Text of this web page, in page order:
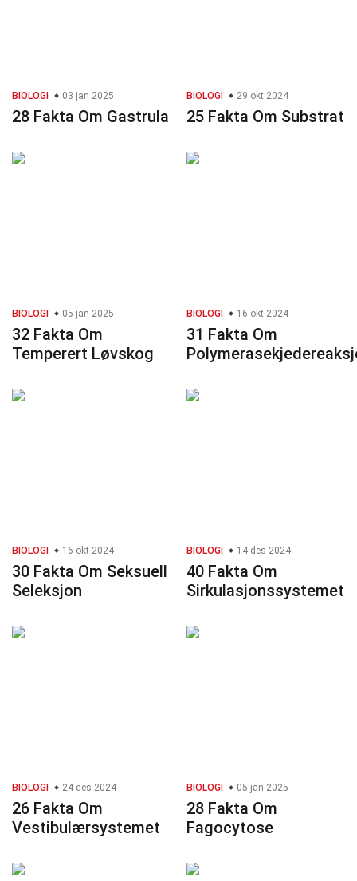
BIOLOGI 03 jan 2025
28 Fakta Om Gastrula
BIOLOGI 29 okt 2024
25 Fakta Om Substrat
BIOLOGI 05 jan 2025
32 Fakta Om
Temperert Løvskog
BIOLOGI 16 okt 2024
31 Fakta Om
BIOLOGI 16 okt 2024
30 Fakta Om Seksuell
Seleksjon
BIOLOGI 14 des 2024
40 Fakta Om
Sirkulasjonssystemet
BIOLOGI 24 des 2024
26 Fakta Om
Vestibulærsystemet
BIOLOGI 05 jan 2025
28 Fakta Om
Fagocytose